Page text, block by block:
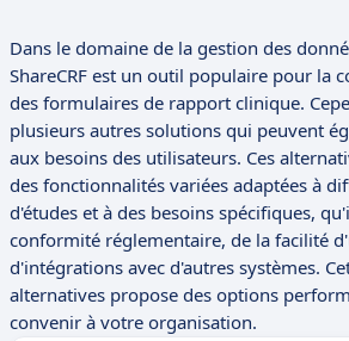
Dans le domaine de la gestion des
ShareCRF est un outil populaire pour la
des formulaires de rapport clinique.
plusieurs autres solutions qui peuvent
aux besoins des utilisateurs. Ces
des fonctionnalités variées adaptées à
d'études et à des besoins spécifiques,
conformité réglementaire, de la facilité
d'intégrations avec d'autres systèmes.
alternatives propose des options
convenir à votre organisation.